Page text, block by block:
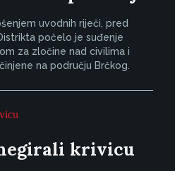
uvodnih riječi, pred
počelo je suđenje
za zločine nad civilima i
na području Brčkog.
krivicu